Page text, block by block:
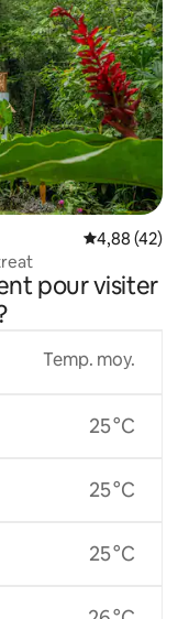
Évaluation
4,88 (42)
pour visiter
Temp. moy.
25 °C
25 °C
25 °C